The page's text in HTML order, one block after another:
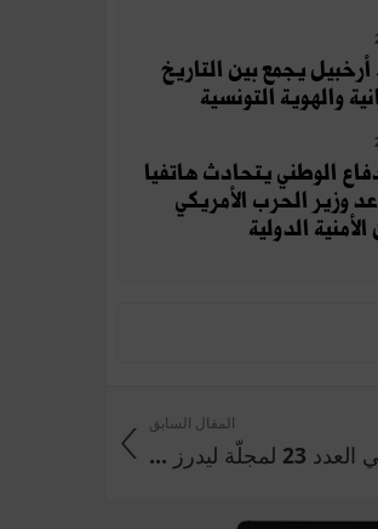
أرخبيل يجمع بين التاريخ
والهوية التونسية
الوطني يتحادث هاتفيا
وزير الحرب الأمريكي
الدولية
المقال السابق
23 لمجلّة ليدرز ...